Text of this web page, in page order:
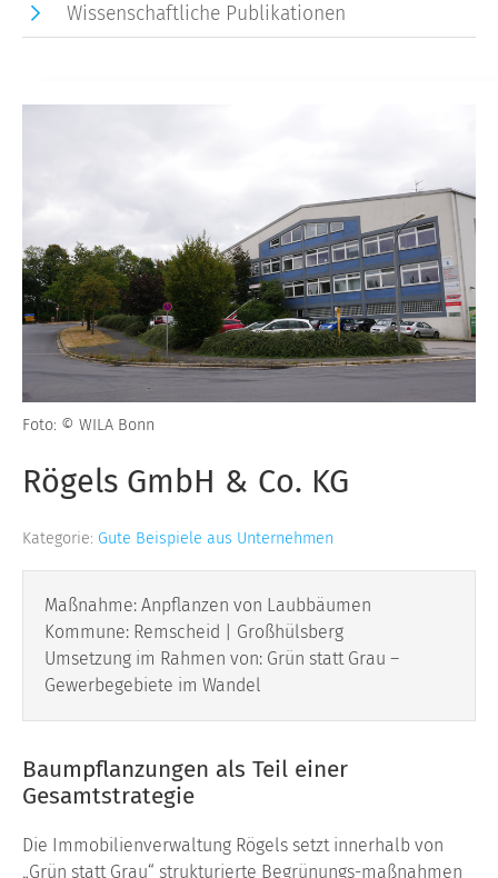
Foto: © WILA Bonn
Rögels GmbH & Co. KG
Kategorie: Gute Beispiele aus Unternehmen
Maßnahme: Anpflanzen von Laubbäumen
Kommune: Remscheid | Großhülsberg
Umsetzung im Rahmen von: Grün statt Grau –
Gewerbegebiete im Wandel
Baumpflanzungen als Teil einer
Gesamtstrategie
Die Immobilienverwaltung Rögels setzt innerhalb von
„Grün statt Grau“ strukturierte Begrünungs-maßnahmen
Wissenschaftliche Publikationen